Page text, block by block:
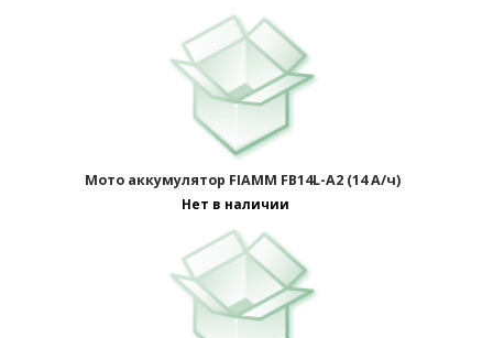
Мото аккумулятор FIAMM FB14L-A2 (14 А/ч)
Нет в наличии